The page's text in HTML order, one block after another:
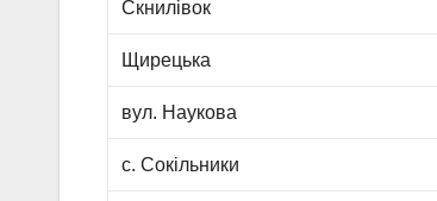
Скнилівок
Щирецька
вул. Наукова
с. Сокільники